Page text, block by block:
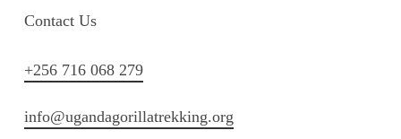
Contact Us
+256 716 068 279
info@ugandagorillatrekking.org